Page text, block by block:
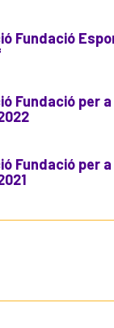
Fundació
Fundació per a
Fundació per a